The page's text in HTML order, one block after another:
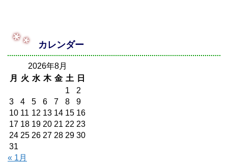
カレンダー
2026年8月
月
火 水 木 金 土
日
1
2
3
4 5 6 7 8
9
10 11 12 13 14 15 16
17 18 19 20 21 22 23
24 25 26 27 28 29 30
31
« 1月